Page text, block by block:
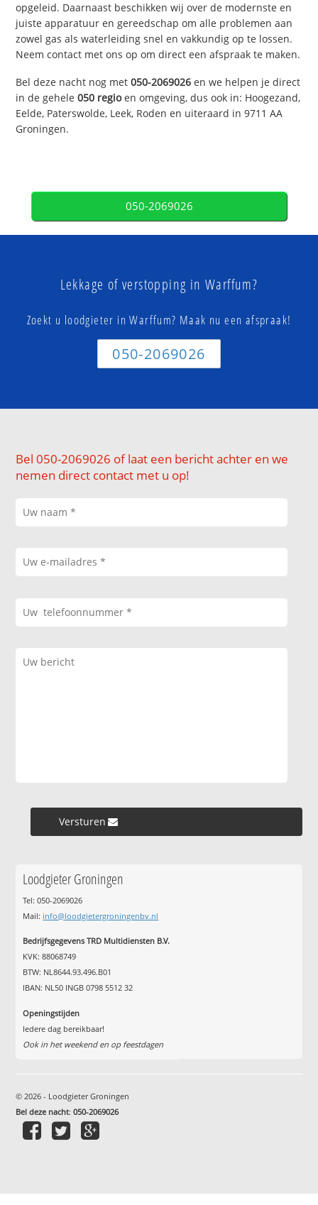
opgeleid. Daarnaast beschikken wij over de modernste en
juiste apparatuur en gereedschap om alle problemen aan
zowel gas als waterleiding snel en vakkundig op te lossen.
Neem contact met ons op om direct een afspraak te maken.
Bel deze nacht nog met050-2069026 en we helpen je direct
in de gehele050 regioen omgeving, dus ook in: Hoogezand,
Eelde, Paterswolde, Leek, Roden en uiteraard in 9711 AA
Groningen.
050-2069026
Lekkage of verstopping in Warffum?
Zoekt u loodgieter in Warffum? Maak nu een afspraak!
050-2069026
Bel 050-2069026 of laat een bericht achter en we
nemen direct contact met u op!
Versturen »
Loodgieter Groningen
Tel: 050-2069026
Mail: info@loodgietergroningenbv.nl
Bedrijfsgegevens TRD Multidiensten B.V.
KVK: 88068749
BTW: NL8644.93.496.B01
IBAN: NL50 INGB 0798 5512 32
Openingstijden
Iedere dag bereikbaar!
Ook in het weekend en op feestdagen
© 2026 - Loodgieter Groningen
Bel deze nacht:050-2069026